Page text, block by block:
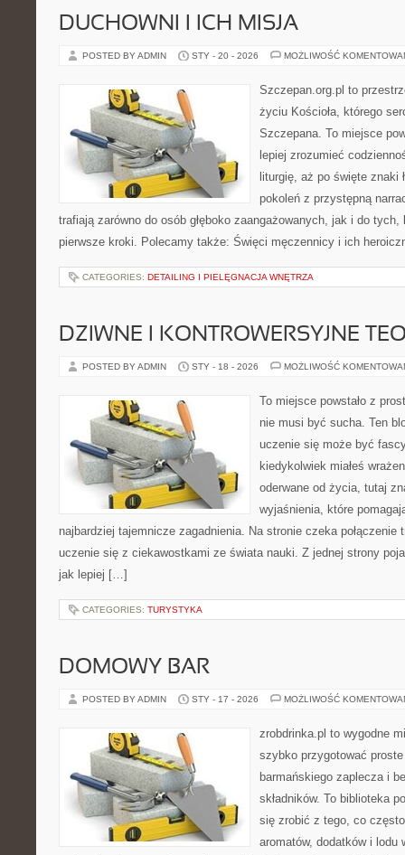
DUCHOWNI I ICH MISJA
POSTED BY ADMIN STY - 20 - 2026 MOŻLIWOŚĆ
Szczepan.org.pl to
życiu Kościoła, którego
Szczepana. To miejsce
lepiej zrozumieć
liturgię, aż po święte znaki
pokoleń z przystępną
trafiają zarówno do osób głęboko zaangażowanych, jak i do
pierwsze kroki. Polecamy także: Święci męczennicy i ich
CATEGORIES: DETAILING I PIELĘGNACJA WNĘTRZA
DZIWNE I KONTROWERSYJNE
POSTED BY ADMIN STY - 18 - 2026 MOŻLIWOŚĆ
To miejsce powstało z
nie musi być sucha. Ten
uczenie się może być
kiedykolwiek miałeś
oderwane od życia, tutaj
wyjaśnienia, które
najbardziej tajemnicze zagadnienia. Na stronie czeka połączenie
uczenie się z ciekawostkami ze świata nauki. Z jednej strony
jak lepiej […]
CATEGORIES: TURYSTYKA
DOMOWY BAR
POSTED BY ADMIN STY - 17 - 2026 MOŻLIWOŚĆ
zrobdrinka.pl to wygodne
szybko przygotować
barmańskiego zaplecza i
składników. To biblioteka
się zrobić z tego, co
aromatów, dodatków i lodu